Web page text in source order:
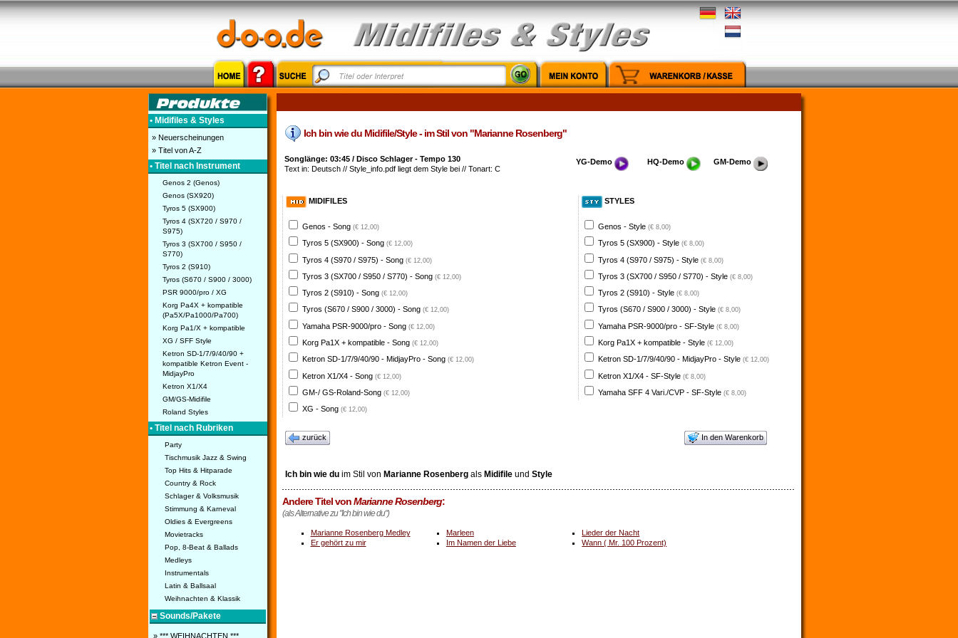
• Midifiles & Styles
» Neuerscheinungen
» Titel von A-Z
• Titel nach Instrument
Genos 2 (Genos)
Genos (SX920)
Tyros 5 (SX900)
Tyros 4 (SX720 / S970 /
S975)
Tyros 3 (SX700 / S950 /
S770)
Tyros 2 (S910)
Tyros (S670 / S900 / 3000)
PSR 9000/pro / XG
Korg Pa4X + kompatible
(Pa5X/Pa1000/Pa700)
Korg Pa1/X + kompatible
XG / SFF Style
Ketron SD-1/7/9/40/90 +
kompatible Ketron Event -
MidjayPro
Ketron X1/X4
GM/GS-Midifile
Roland Styles
• Titel nach Rubriken
Party
Tischmusik Jazz & Swing
Top Hits & Hitparade
Country & Rock
Schlager & Volksmusik
Stimmung & Karneval
Oldies & Evergreens
Movietracks
Pop, 8-Beat & Ballads
Medleys
Instrumentals
Latin & Ballsaal
Weihnachten & Klassik
Sounds/Pakete
» *** WEIHNACHTEN ***
Ich bin wie du Midifile/Style - im Stil von "Marianne Rosenberg"
Songlänge: 03:45 / Disco Schlager - Tempo 130
Text in: Deutsch // Style_info.pdf liegt dem Style bei // Tonart: C
YG-Demo HQ-Demo GM-Demo
MIDIFILES
Genos - Song (€ 12,00)
Tyros 5 (SX900) - Song (€ 12,00)
Tyros 4 (S970 / S975) - Song (€ 12,00)
Tyros 3 (SX700 / S950 / S770) - Song (€ 12,00)
Tyros 2 (S910) - Song (€ 12,00)
Tyros (S670 / S900 / 3000) - Song (€ 12,00)
Yamaha PSR-9000/pro - Song (€ 12,00)
Korg Pa1X + kompatible - Song (€ 12,00)
Ketron SD-1/7/9/40/90 - MidjayPro - Song (€ 12,00)
Ketron X1/X4 - Song (€ 12,00)
GM-/ GS-Roland-Song (€ 12,00)
XG - Song (€ 12,00)
STYLES
Genos - Style (€ 8,00)
Tyros 5 (SX900) - Style (€ 8,00)
Tyros 4 (S970 / S975) - Style (€ 8,00)
Tyros 3 (SX700 / S950 / S770) - Style (€ 8,00)
Tyros 2 (S910) - Style (€ 8,00)
Tyros (S670 / S900 / 3000) - Style (€ 8,00)
Yamaha PSR-9000/pro - SF-Style (€ 8,00)
Korg Pa1X + kompatible - Style (€ 12,00)
Ketron SD-1/7/9/40/90 - MidjayPro - Style (€ 12,00)
Ketron X1/X4 - SF-Style (€ 8,00)
Yamaha SFF 4 Vari./CVP - SF-Style (€ 8,00)
zurück In den Warenkorb
Ich bin wie duim Stil von Marianne Rosenbergals Midifileund Style
Andere Titel vonMarianne Rosenberg:
(als Alternative zu "Ich bin wie du")
Marianne Rosenberg Medley Marleen
Lieder der Nacht
Er gehört zu mir
Im Namen der Liebe Wann ( Mr. 100 Prozent)